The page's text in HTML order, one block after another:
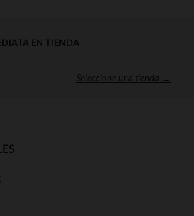
EN TIENDA
Seleccione una tienda →